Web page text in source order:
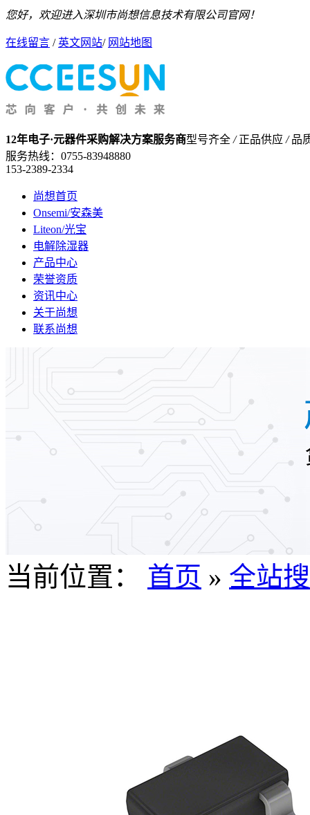
您好，欢迎进入深圳市尚想信息技术有限公司官网！
在线留言 / 英文网站/ 网站地图
12年电子·元器件采购解决方案服务商型号齐全 /正品供应 /品
服务热线： 0755-83948880
153-2389-2334
尚想首页
Onsemi/安森美
Liteon/光宝
电解除湿器
产品中心
荣誉资质
资讯中心
关于尚想
联系尚想
当前位置： 首页 » 全站